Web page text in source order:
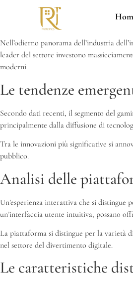
Nell’odierno panorama dell’industria
leader del settore investono
moderni.
Le tendenze
Secondo dati recenti, il segmento del
principalmente dalla diffusione di
Tra le innovazioni più significative si
pubblico.
Analisi delle
Un’esperienza interattiva che si
un’interfaccia utente intuitiva, possano
La piattaforma si distingue per la varietà
nel settore del divertimento digitale.
Le caratteristiche